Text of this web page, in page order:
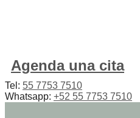
Agenda una cita
Tel: 55 7753 7510
Whatsapp: +52 55 7753 7510